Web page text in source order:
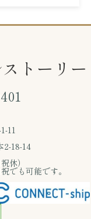
トーリー
11
18-14
休）
でも可能です。